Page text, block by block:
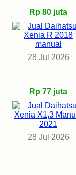
Rp 80 juta
28 Jul 2026
Rp 77 juta
28 Jul 2026